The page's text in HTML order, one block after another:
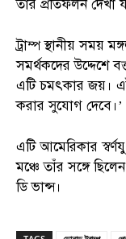
তার প্রতিফলন দেখা
ট্রাম্প স্থানীয় সময়
সমর্থকদের উদ্দেশে
এটি চমৎকার জয়।
করার সুযোগ দেবে।’
এটি আমেরিকার
মঞ্চে তাঁর সঙ্গে
ডি ভান্স।